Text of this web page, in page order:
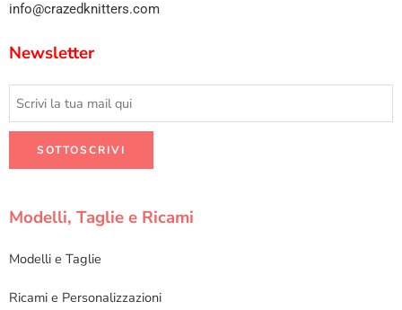
info@crazedknitters.com
Newsletter
Modelli, Taglie e Ricami
Modelli e Taglie
Ricami e Personalizzazioni